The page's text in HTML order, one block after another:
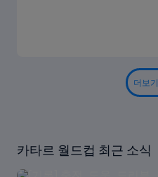
더보기
카타르 월드컵 최근 소식